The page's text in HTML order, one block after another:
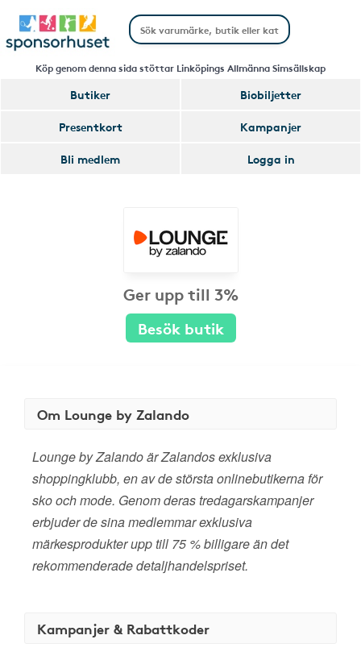
Köp genom denna sida stöttar Linköpings Allmänna Simsällskap
Butiker
Biobiljetter
Presentkort
Kampanjer
Bli medlem
Logga in
Ger upp till 3%
Besök butik
Om Lounge by Zalando
Lounge by Zalando är Zalandos exklusiva
shoppingklubb, en av de största onlinebutikerna för
sko och mode. Genom deras tredagarskampanjer
erbjuder de sina medlemmar exklusiva
märkesprodukter upp till 75 % billigare än det
rekommenderade detaljhandelspriset.
Kampanjer & Rabattkoder